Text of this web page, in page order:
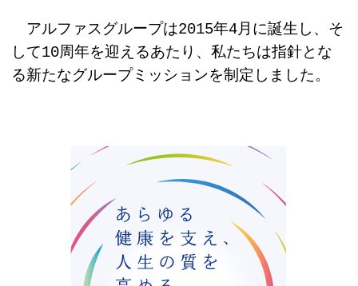
アルファスグループは2015年4月に誕生し、そ
して10周年を迎えるあたり、私たちは指針とな
る新たなグループミッションを制定しました。